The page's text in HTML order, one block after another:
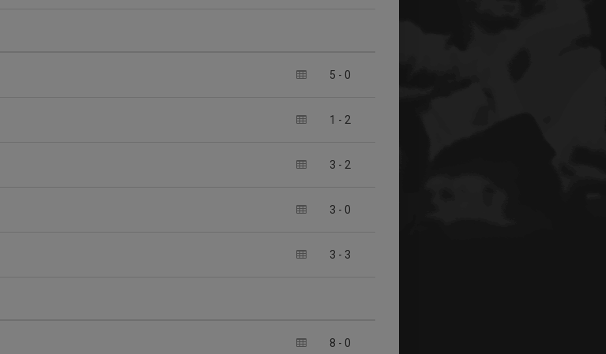
5 - 0
1 - 2
3 - 2
3 - 0
3 - 3
8 - 0